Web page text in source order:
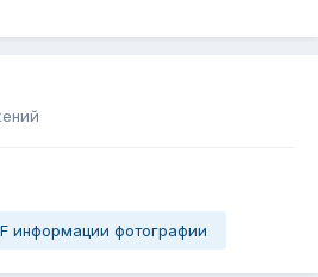
информации фотографии